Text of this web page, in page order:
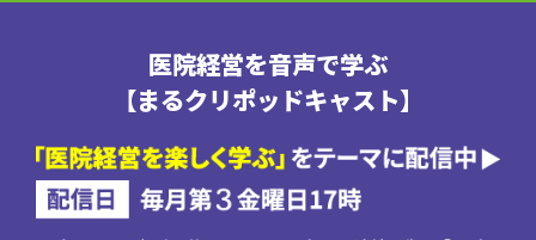
医院経営を音声で学ぶ
【まるクリポッドキャスト】